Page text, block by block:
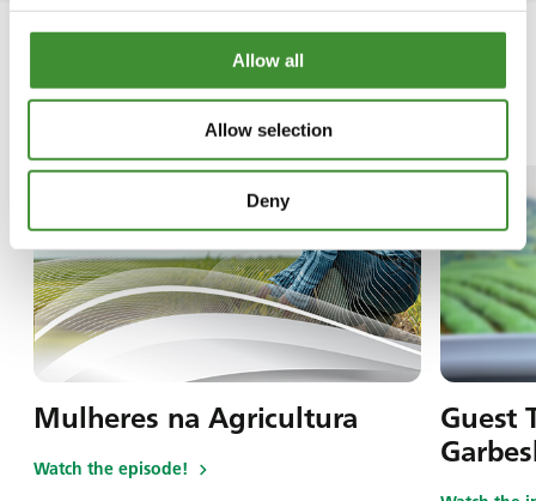
Allow all
Allow selection
Deny
Nesta série
Mulheres na Agricultura
Watch the episode!
Guest